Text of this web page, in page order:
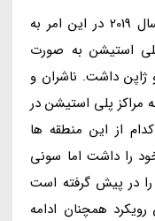
تغییرات ساختاری در پلی استیشن از سال 2019 در این امر به
استیشن به صورت
ژاپن داشت. ناشران و
مراکز پلی استیشن در
از این منطقه ها
را داشت اما سونی
را در پیش گرفته است
همچنان ادامه